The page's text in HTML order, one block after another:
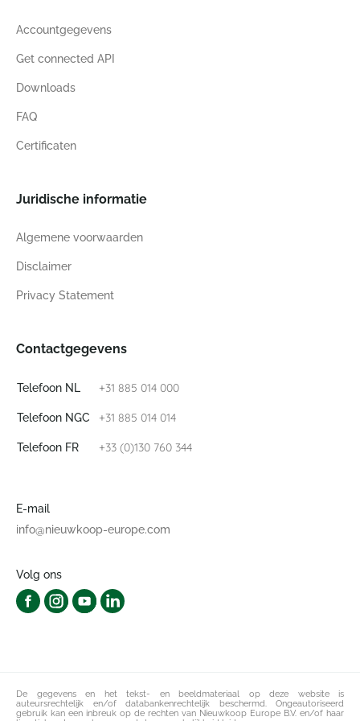
Accountgegevens
Get connected API
Downloads
FAQ
Certificaten
Juridische informatie
Algemene voorwaarden
Disclaimer
Privacy Statement
Contactgegevens
Telefoon NL +31 885 014 000
Telefoon NGC +31 885 014 014
Telefoon FR +33 (0)130 760 344
E-mail
info@nieuwkoop-europe.com
Volg ons
De gegevens en het tekst- en beeldmateriaal op deze website is
auteursrechtelijk en/of databankenrechtelijk beschermd. Ongeautoriseerd
gebruik kan een inbreuk op de rechten van Nieuwkoop Europe B.V. en/of haar